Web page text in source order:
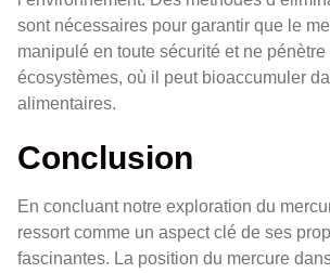
sont nécessaires pour garantir que le
manipulé en toute sécurité et ne
écosystèmes, où il peut bioaccumuler
alimentaires.
Conclusion
En concluant notre exploration du
ressort comme un aspect clé de ses
fascinantes. La position du mercure